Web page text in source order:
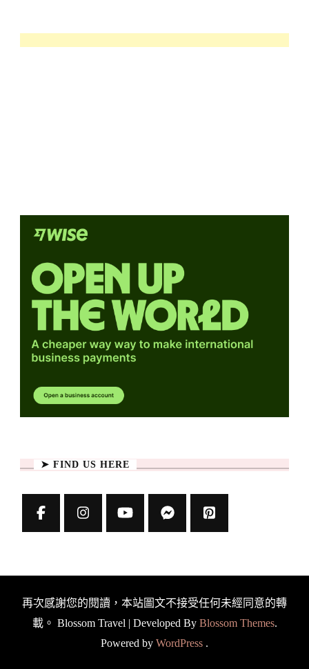
➤ FIND US HERE
再次感謝您的閱讀，本站圖文不接受任何未經同意的轉
載。 Blossom Travel | Developed By Blossom Themes.
Powered by WordPress .